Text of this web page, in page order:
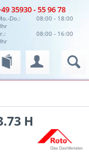
35930 - 55 96 78
Do.:
08:00 - 18:00
08:00 - 16:00
H